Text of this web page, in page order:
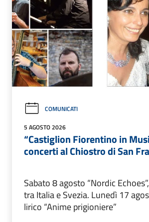
COMUNICATI
5 AGOSTO 2026
“Castiglion Fiorentino in
concerti al Chiostro di San
Sabato 8 agosto “Nordic
tra Italia e Svezia. Lunedì 17
lirico “Anime prigioniere”